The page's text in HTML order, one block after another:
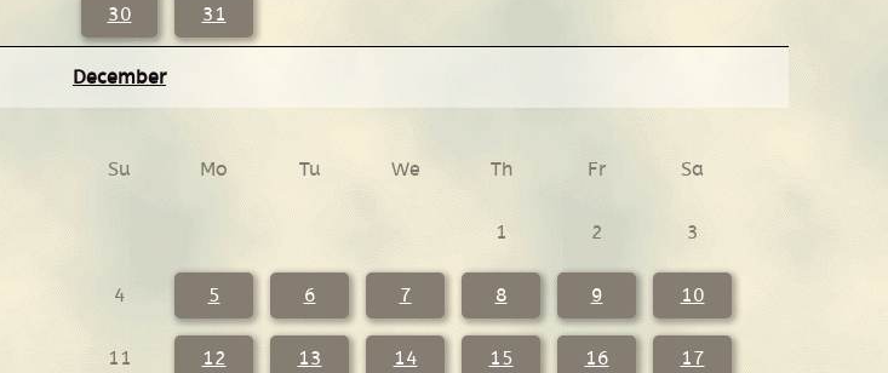
30 31
December
Su Mo Tu We Th Fr Sa
1 2 3
4 5 6 7 8 9 10
11 12 13 14 15 16 17